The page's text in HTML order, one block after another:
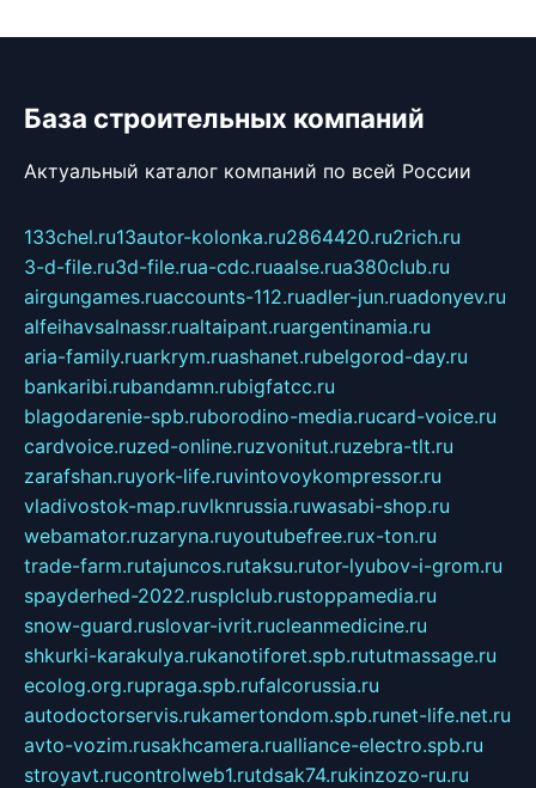
База строительных компаний
Актуальный каталог компаний по всей России
133chel.ru13autor-kolonka.ru2864420.ru2rich.ru
3-d-file.ru3d-file.rua-cdc.ruaalse.rua380club.ru
airgungames.ruaccounts-112.ruadler-jun.ruadonyev.ru
alfeihavsalnassr.rualtaipant.ruargentinamia.ru
aria-family.ruarkrym.ruashanet.rubelgorod-day.ru
bankaribi.rubandamn.rubigfatcc.ru
blagodarenie-spb.ruborodino-media.rucard-voice.ru
cardvoice.ruzed-online.ruzvonitut.ruzebra-tlt.ru
zarafshan.ruyork-life.ruvintovoykompressor.ru
vladivostok-map.ruvlknrussia.ruwasabi-shop.ru
webamator.ruzaryna.ruyoutubefree.rux-ton.ru
trade-farm.rutajuncos.rutaksu.rutor-lyubov-i-grom.ru
spayderhed-2022.rusplclub.rustoppamedia.ru
snow-guard.ruslovar-ivrit.rucleanmedicine.ru
shkurki-karakulya.rukanotiforet.spb.rututmassage.ru
ecolog.org.rupraga.spb.rufalcorussia.ru
autodoctorservis.rukamertondom.spb.runet-life.net.ru
avto-vozim.rusakhcamera.rualliance-electro.spb.ru
stroyavt.rucontrolweb1.rutdsak74.rukinzozo-ru.ru